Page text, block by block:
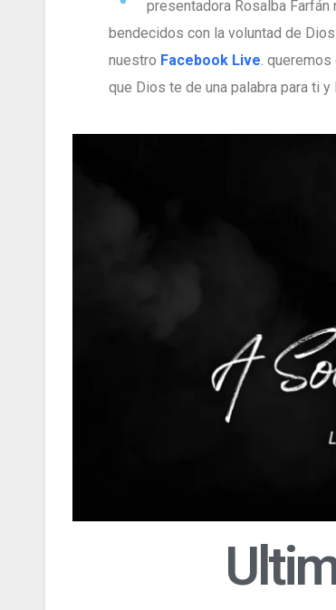
presentadora Rosalba
bendecidos con la voluntad de Dios.
nuestro Facebook Live.
que Dios te de una palabra para ti y